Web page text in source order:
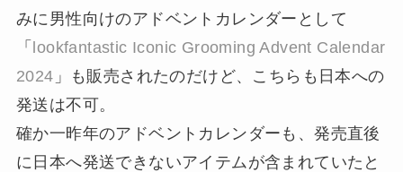
みに男性向けのアドベントカレンダーとして
「 lookfantastic Iconic Grooming Advent Calendar
2024 」も販売されたのだけど、こちらも日本への
発送は不可。
確か一昨年のアドベントカレンダーも、発売直後
に日本へ発送できないアイテムが含まれていたと